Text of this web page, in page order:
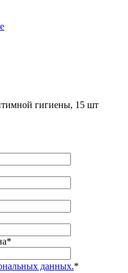
гигиены, 15 шт
*
данных.*